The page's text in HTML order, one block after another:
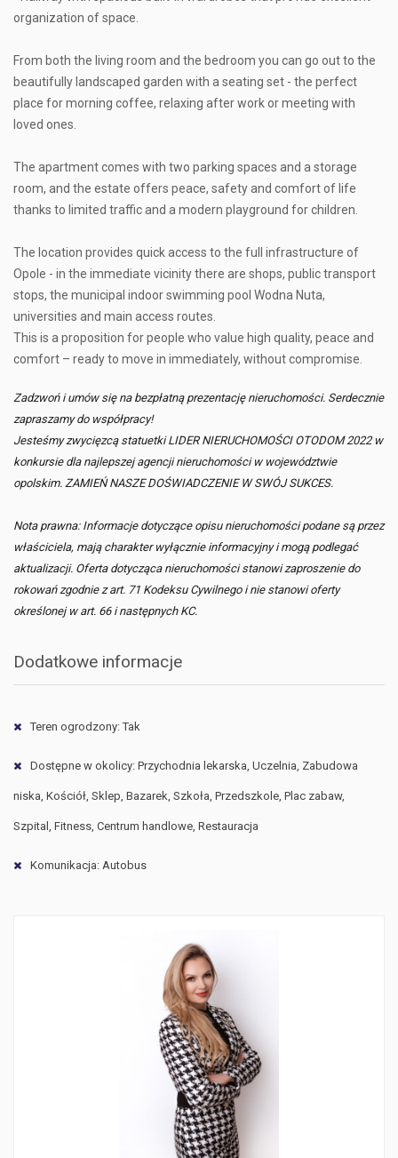
organization of space.
From both the living room and the bedroom you can go out to the
beautifully landscaped garden with a seating set - the perfect
place for morning coffee, relaxing after work or meeting with
loved ones.
The apartment comes with two parking spaces and a storage
room, and the estate offers peace, safety and comfort of life
thanks to limited traffic and a modern playground for children.
The location provides quick access to the full infrastructure of
Opole - in the immediate vicinity there are shops, public transport
stops, the municipal indoor swimming pool Wodna Nuta,
universities and main access routes.
This is a proposition for people who value high quality, peace and
comfort – ready to move in immediately, without compromise.
Zadzwoń i umów się na bezpłatną prezentację nieruchomości. Serdecznie
zapraszamy do współpracy!
Jesteśmy zwycięzcą statuetki LIDER NIERUCHOMOŚCI OTODOM 2022 w
konkursie dla najlepszej agencji nieruchomości w województwie
opolskim. ZAMIEŃ NASZE DOŚWIADCZENIE W SWÓJ SUKCES.
Nota prawna: Informacje dotyczące opisu nieruchomości podane są przez
właściciela, mają charakter wyłącznie informacyjny i mogą podlegać
aktualizacji. Oferta dotycząca nieruchomości stanowi zaproszenie do
rokowań zgodnie z art. 71 Kodeksu Cywilnego i nie stanowi oferty
określonej w art. 66 i następnych KC.
Dodatkowe informacje
Teren ogrodzony: Tak
Dostępne w okolicy: Przychodnia lekarska, Uczelnia, Zabudowa
niska, Kościół, Sklep, Bazarek, Szkoła, Przedszkole, Plac zabaw,
Szpital, Fitness, Centrum handlowe, Restauracja
Komunikacja: Autobus